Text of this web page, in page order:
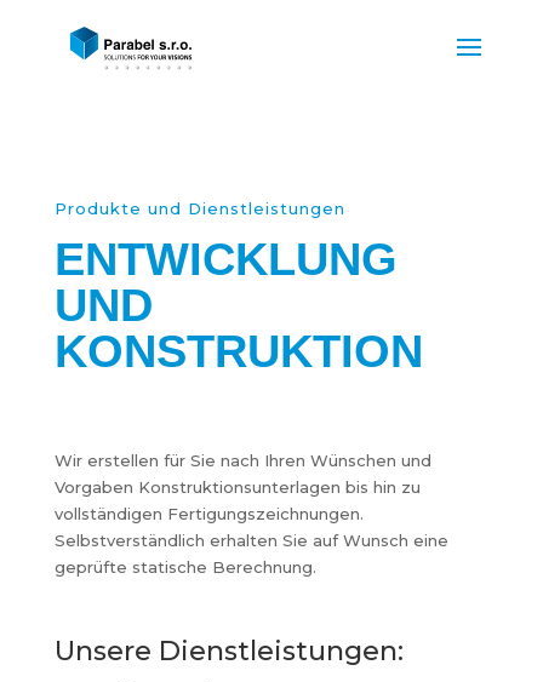
Produkte und Dienstleistungen
ENTWICKLUNG
UND
KONSTRUKTION
Wir erstellen für Sie nach Ihren Wünschen und
Vorgaben Konstruktionsunterlagen bis hin zu
vollständigen Fertigungszeichnungen.
Selbstverständlich erhalten Sie auf Wunsch eine
geprüfte statische Berechnung.
Unsere Dienstleistungen: